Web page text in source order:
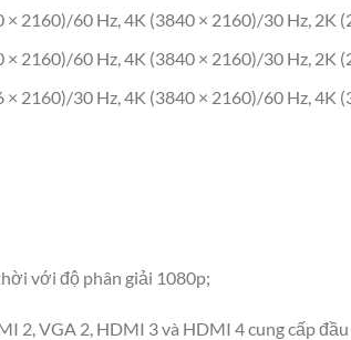
2160)/60 Hz, 4K (3840 × 2160)/30 Hz, 2K
2160)/60 Hz, 4K (3840 × 2160)/30 Hz, 2K
2160)/30 Hz, 4K (3840 × 2160)/60 Hz, 4K
với độ phân giải 1080p;
2, VGA 2, HDMI 3 và HDMI 4 cung cấp